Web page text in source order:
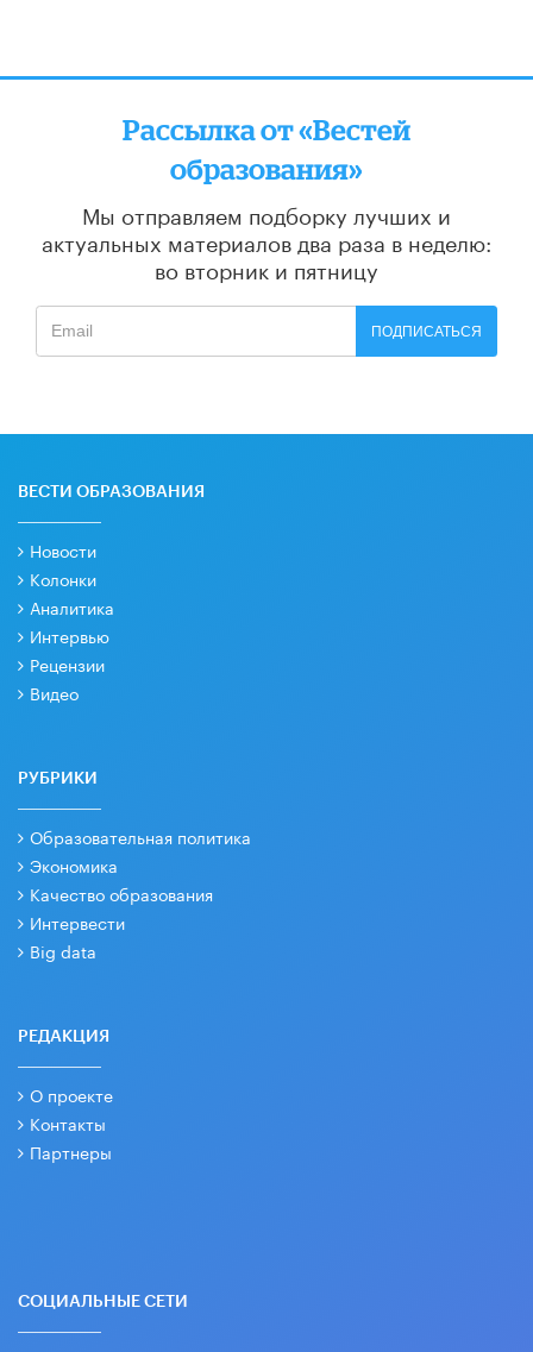
Рассылка от «Вестей
образования»
Мы отправляем подборку лучших и
актуальных материалов два раза в неделю:
во вторник и пятницу
ПОДПИСАТЬСЯ
ВЕСТИ ОБРАЗОВАНИЯ
Новости
Колонки
Аналитика
Интервью
Рецензии
Видео
РУБРИКИ
Образовательная политика
Экономика
Качество образования
Интервести
Big data
РЕДАКЦИЯ
О проекте
Контакты
Партнеры
СОЦИАЛЬНЫЕ СЕТИ